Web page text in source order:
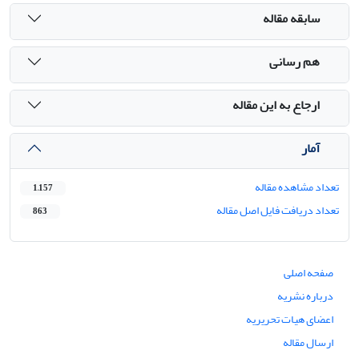
سابقه مقاله
هم رسانی
ارجاع به این مقاله
آمار
تعداد مشاهده مقاله 1,157
تعداد دریافت فایل اصل مقاله 863
صفحه اصلی
درباره نشریه
اعضای هیات تحریریه
ارسال مقاله